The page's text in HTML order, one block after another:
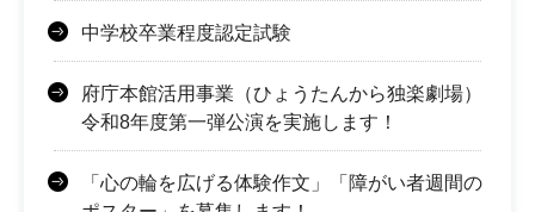
中学校卒業程度認定試験
府庁本館活用事業（ひょうたんから独楽劇場）
令和8年度第一弾公演を実施します！
「心の輪を広げる体験作文」「障がい者週間の